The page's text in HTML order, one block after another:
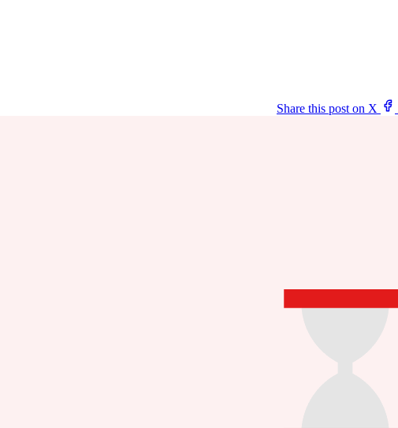
Share this post on X